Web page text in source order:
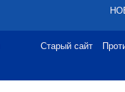
Старый сайт